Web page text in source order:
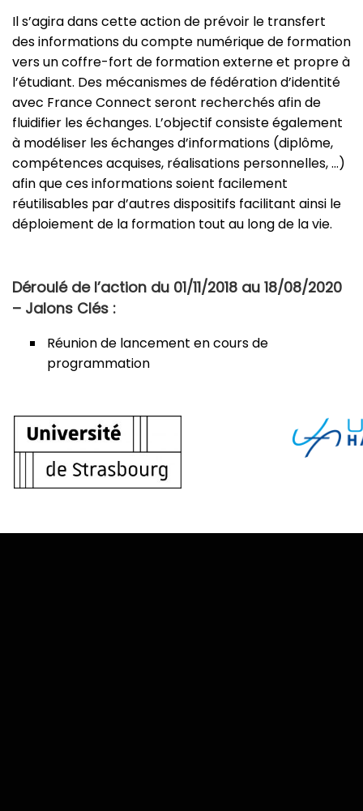
Il s’agira dans cette action de prévoir le transfert
des informations du compte numérique de formation
vers un coffre-fort de formation externe et propre à
l’étudiant. Des mécanismes de fédération d’identité
avec France Connect seront recherchés afin de
fluidifier les échanges. L’objectif consiste également
à modéliser les échanges d’informations (diplôme,
compétences acquises, réalisations personnelles, …)
afin que ces informations soient facilement
réutilisables par d’autres dispositifs facilitant ainsi le
déploiement de la formation tout au long de la vie.
Déroulé de l’action du 01/11/2018 au 18/08/2020
– Jalons Clés :
Réunion de lancement en cours de
programmation